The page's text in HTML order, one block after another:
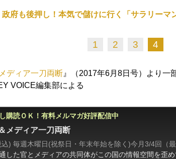
政府も後押し！本気で儲けに行く「サラリー
1 2 3 4
ディア一刀両断 』（2017年6月8日号）より一
VOICE編集部による
購読ＯＫ！有料メルマガ好評配信中
メディア一刀両断
) 毎週木曜日(祝祭日・年末年始を除く)今月3/4回（
した官とメディアの共同体がこの国の情報空間を歪